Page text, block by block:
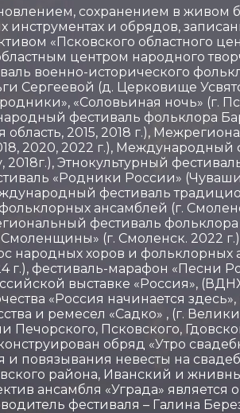
сохранением в
и обрядов,
«Псковского областного
центром народного
военно-исторического
Сергеевой (д. Церковище
«Соловьиная ночь» (г.
фестиваль фольклора
2015, 2018 г.),
2020, 2022 г.), Международный
Этнокультурный
«Родники России»
фестиваль
фольклорных ансамблей (г.
фестиваль
(г. Смоленск. 2022
хоров и фольклорных
г.), фестиваль-марафон
выставке «Россия»,
«Россия начинается
и ремесел «Садко» , (г.
Псковского,
обряд «Утро
повязывания невесты на
района, Иванский и
ансамбля «Уграда»
фестиваля – Галина